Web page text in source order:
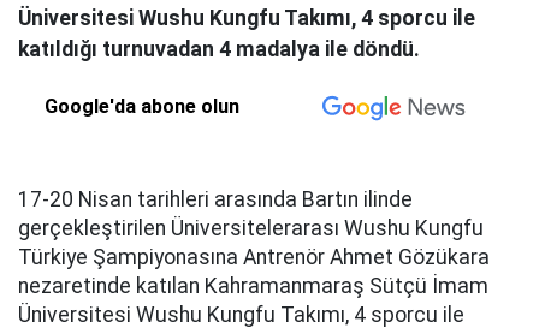
Üniversitesi Wushu Kungfu Takımı, 4 sporcu ile
katıldığı turnuvadan 4 madalya ile döndü.
Google'da abone olun
17-20 Nisan tarihleri arasında Bartın ilinde
gerçekleştirilen Üniversitelerarası Wushu Kungfu
Türkiye Şampiyonasına Antrenör Ahmet Gözükara
nezaretinde katılan Kahramanmaraş Sütçü İmam
Üniversitesi Wushu Kungfu Takımı, 4 sporcu ile